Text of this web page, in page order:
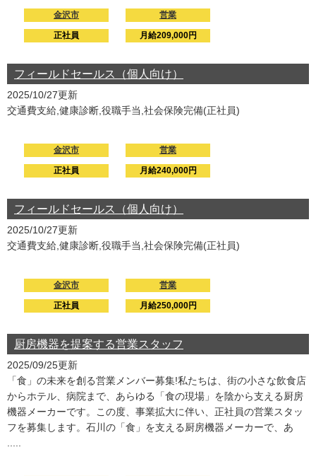
金沢市 営業
正社員 月給209,000円
フィールドセールス（個人向け）
2025/10/27更新
交通費支給,健康診断,役職手当,社会保険完備(正社員)
金沢市 営業
正社員 月給240,000円
フィールドセールス（個人向け）
2025/10/27更新
交通費支給,健康診断,役職手当,社会保険完備(正社員)
金沢市 営業
正社員 月給250,000円
厨房機器を提案する営業スタッフ
2025/09/25更新
「食」の未来を創る営業メンバー募集!私たちは、街の小さな飲食店
からホテル、病院まで、あらゆる「食の現場」を陰から支える厨房
機器メーカーです。この度、事業拡大に伴い、正社員の営業スタッ
フを募集します。石川の「食」を支える厨房機器メーカーで、あ